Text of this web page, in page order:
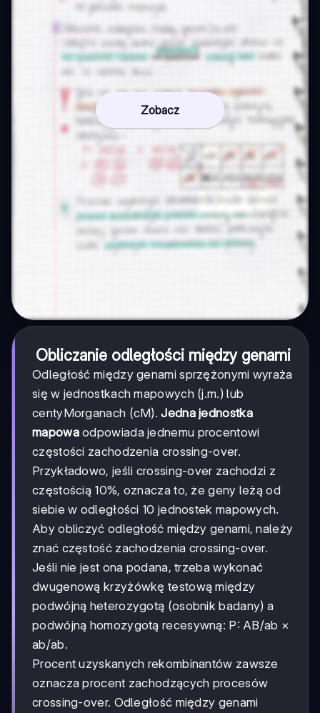
Zobacz
Obliczanie odległości między genami
Odległość między genami sprzężonymi wyraża
się w jednostkach mapowych (j.m.) lub
centyMorganach (cM).Jedna jednostka
mapowaodpowiada jednemu procentowi
częstości zachodzenia crossing-over.
Przykładowo, jeśli crossing-over zachodzi z
częstością 10%, oznacza to, że geny leżą od
siebie w odległości 10 jednostek mapowych.
Aby obliczyć odległość między genami, należy
znać częstość zachodzenia crossing-over.
Jeśli nie jest ona podana, trzeba wykonać
dwugenową krzyżówkę testową między
podwójną heterozygotą (osobnik badany) a
podwójną homozygotą recesywną: P: AB/ab ×
ab/ab.
Procent uzyskanych rekombinantów zawsze
oznacza procent zachodzących procesów
crossing-over. Odległość między genami